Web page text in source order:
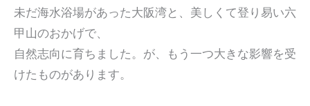
未だ海水浴場があった大阪湾と、美しくて登り易い六
甲山のおかげで、
自然志向に育ちました。が、もう一つ大きな影響を受
けたものがあります。